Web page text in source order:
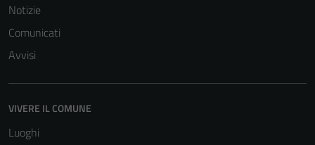
Notizie
Comunicati
Avvisi
VIVERE IL COMUNE
Luoghi